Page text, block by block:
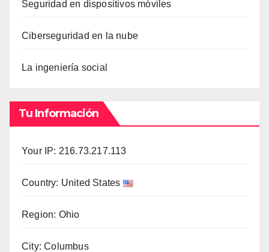
Seguridad en dispositivos móviles
Ciberseguridad en la nube
La ingeniería social
Tu Información
Your IP: 216.73.217.113
Country: United States
Region: Ohio
City: Columbus